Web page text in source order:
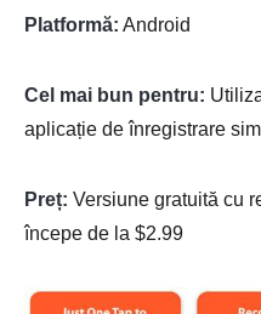
Platformă: Android
Cel mai bun pentru:
aplicație de înregistrare
Preț: Versiune gratuită cu
începe de la $2.99